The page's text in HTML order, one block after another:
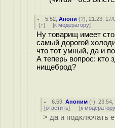
5.52 ,Анони (?), 21:23, 17/
[↑] [к модератору]
Ну товарищ имеет
самый дорогой
что тот умный, да и
А теперь вопрос: кто
нищeбрoд?
6.59 ,Аноним (-), 23:54,
[ответить] [к модератору
> да и подключать